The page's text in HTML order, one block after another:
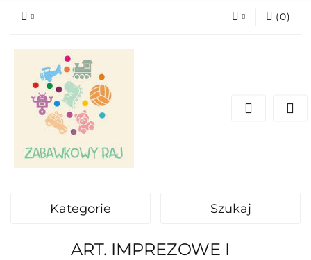
(0)
Kategorie Szukaj
ART. IMPREZOWE I